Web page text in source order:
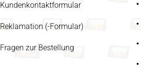
Kundenkontaktformular
Reklamation (-Formular)
Fragen zur Bestellung